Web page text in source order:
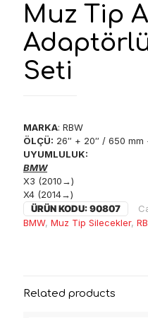
Muz Tip
Seti
MARKA: RBW
ÖLÇÜ: 26″ + 20″ / 650 mm
UYUMLULUK:
BMW
X3 (2010→)
X4 (2014→)
ÜRÜN KODU:90807
BMW, Muz Tip Silecekler,
Related products